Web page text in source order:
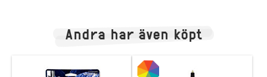
Andra har även köpt